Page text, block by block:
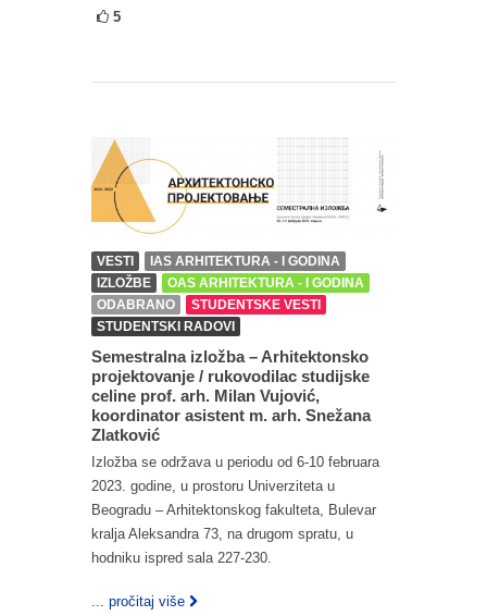
5
VESTI
IAS ARHITEKTURA - I GODINA
IZLOŽBE
OAS ARHITEKTURA - I GODINA
ODABRANO
STUDENTSKE VESTI
STUDENTSKI RADOVI
Semestralna izložba – Arhitektonsko
projektovanje / rukovodilac studijske
celine prof. arh. Milan Vujović,
koordinator asistent m. arh. Snežana
Zlatković
Izložba se održava u periodu od 6-10 februara
2023. godine, u prostoru Univerziteta u
Beogradu – Arhitektonskog fakulteta, Bulevar
kralja Aleksandra 73, na drugom spratu, u
hodniku ispred sala 227-230.
... pročitaj više